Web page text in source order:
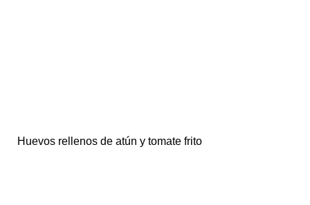
Huevos rellenos de atún y tomate frito